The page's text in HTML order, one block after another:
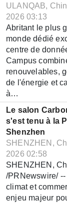
ULANQAB,
2026 03:13
Abritant le plus
monde dédié
centre de
Campus
renouvelables,
de l'énergie et
à…
Le salon
s'est tenu à la
Shenzhen
SHENZHEN,
2026 02:58
SHENZHEN,
/PRNewswire/
climat et
enjeu majeur